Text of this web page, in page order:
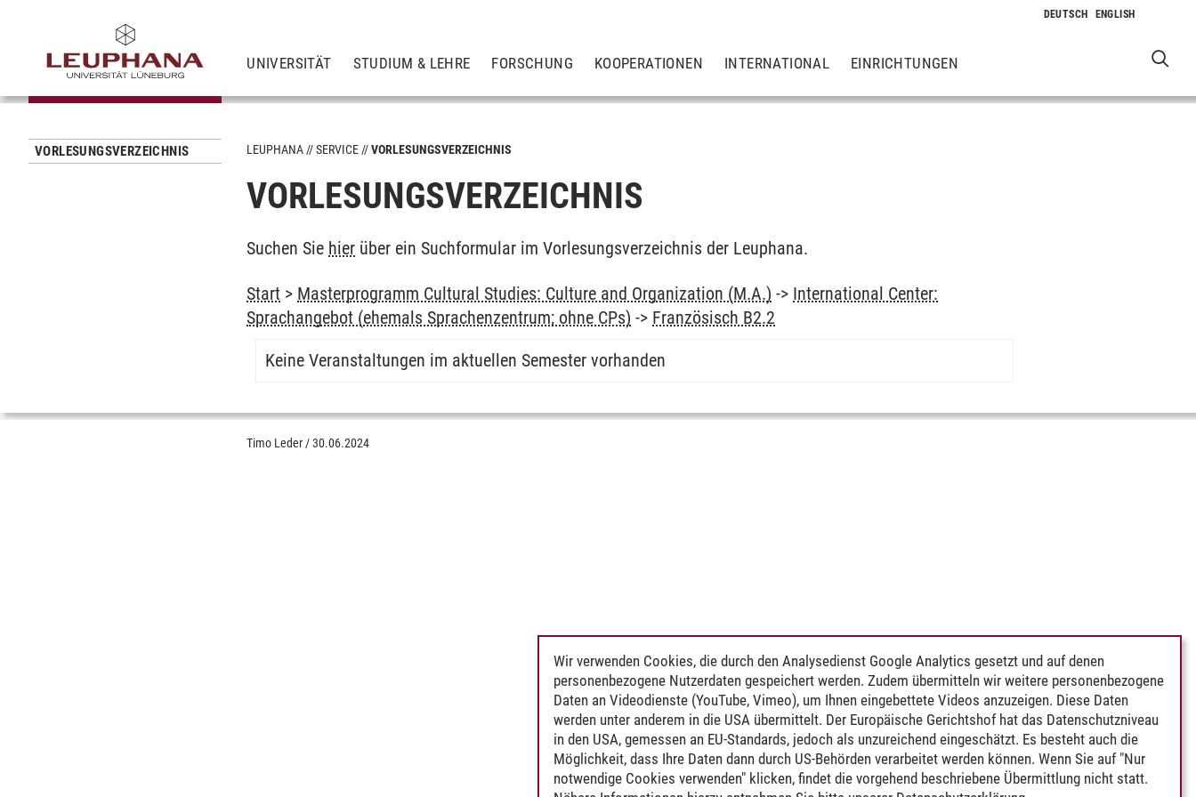
UNIVERSITÄT STUDIUM & LEHRE FORSCHUNG KOOPERATIONEN INTERNATIONAL EINRICHTUNGEN
VORLESUNGSVERZEICHNIS LEUPHANA SERVICE VORLESUNGSVERZEICHNIS
VORLESUNGSVERZEICHNIS
Suchen Sie hier über ein Suchformular im Vorlesungsverzeichnis der Leuphana.
Start > Masterprogramm Cultural Studies: Culture and Organization (M.A.) -> International Center:
Sprachangebot (ehemals Sprachenzentrum; ohne CPs) -> Französisch B2.2
Keine Veranstaltungen im aktuellen Semester vorhanden
Timo Leder /30.06.2024
Wir verwenden Cookies, die durch den Analysedienst Google Analytics gesetzt und auf denen
personenbezogene Nutzerdaten gespeichert werden. Zudem übermitteln wir weitere personenbezogene
Daten an Videodienste (YouTube, Vimeo), um Ihnen eingebettete Videos anzuzeigen. Diese Daten
werden unter anderem in die USA übermittelt. Der Europäische Gerichtshof hat das Datenschutzniveau
in den USA, gemessen an EU-Standards, jedoch als unzureichend eingeschätzt. Es besteht auch die
Möglichkeit, dass Ihre Daten dann durch US-Behörden verarbeitet werden können. Wenn Sie auf "Nur
notwendige Cookies verwenden" klicken, findet die vorgehend beschriebene Übermittlung nicht statt.